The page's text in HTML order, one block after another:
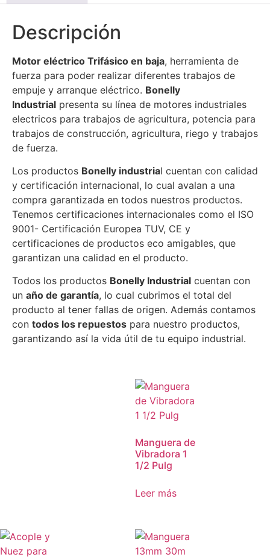
Descripción
Motor eléctrico Trifásico en baja, herramienta de
fuerza para poder realizar diferentes trabajos de
empuje y arranque eléctrico. Bonelly
Industrial presenta su línea de motores industriales
electricos para trabajos de agricultura, potencia para
trabajos de construcción, agricultura, riego y trabajos
de fuerza.
Los productos Bonelly industrial cuentan con calidad
y certificación internacional, lo cual avalan a una
compra garantizada en todos nuestros productos.
Tenemos certificaciones internacionales como el ISO
9001- Certificación Europea TUV, CE y
certificaciones de productos eco amigables, que
garantizan una calidad en el producto.
Todos los productos Bonelly Industrial cuentan con
un año de garantía, lo cual cubrimos el total del
producto al tener fallas de origen. Además contamos
con todos los repuestos para nuestro productos,
garantizando así la vida útil de tu equipo industrial.
Manguera de
Vibradora 1
1/2 Pulg
Leer más